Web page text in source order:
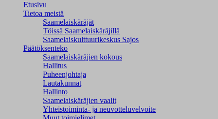
Etusivu
Tietoa meistä
Saamelaiskäräjät
Töissä Saamelaiskäräjillä
Saamelaiskulttuuri­keskus Sajos
Päätöksenteko
Saamelaiskäräjien kokous
Hallitus
Puheenjohtaja
Lautakunnat
Hallinto
Saamelaiskäräjien vaalit
Yhteistoiminta- ja neuvotteluvelvoite